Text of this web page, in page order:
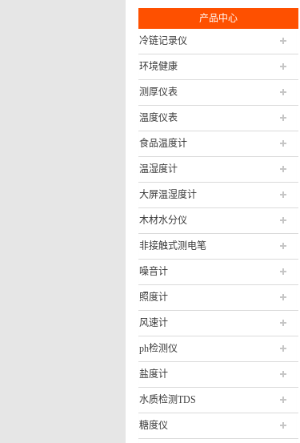
产品中心
冷链记录仪
环境健康
测厚仪表
温度仪表
食品温度计
温湿度计
大屏温湿度计
木材水分仪
非接触式测电笔
噪音计
照度计
风速计
ph检测仪
盐度计
水质检测TDS
糖度仪